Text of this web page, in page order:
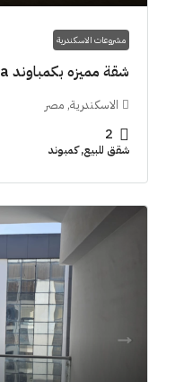
مشروعات الاسكندرية
شقة مميزه بكمباوند 129m Grand View smouha
الاسكندرية, مصر
2
شقق للبيع, كمبوند